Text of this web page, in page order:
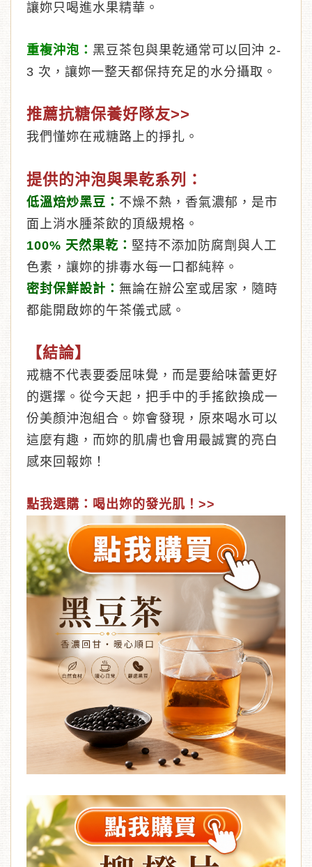
讓妳只喝進水果精華。
重複沖泡： 黑豆茶包與果乾通常可以回沖 2-
3 次，讓妳一整天都保持充足的水分攝取。
推薦抗糖保養好隊友>>
我們懂妳在戒糖路上的掙扎。
提供的沖泡與果乾系列：
低溫焙炒黑豆： 不燥不熱，香氣濃郁，是市
面上消水腫茶飲的頂級規格。
100% 天然果乾： 堅持不添加防腐劑與人工
色素，讓妳的排毒水每一口都純粹。
密封保鮮設計： 無論在辦公室或居家，隨時
都能開啟妳的午茶儀式感。
【結論】
戒糖不代表要委屈味覺，而是要給味蕾更好
的選擇。從今天起，把手中的手搖飲換成一
份美顏沖泡組合。妳會發現，原來喝水可以
這麼有趣，而妳的肌膚也會用最誠實的亮白
感來回報妳！
點我選購：喝出妳的發光肌！>>